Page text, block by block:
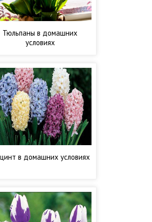
Тюльпаны в домашних
условиях
в домашних условиях